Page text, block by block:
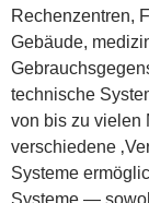
Rechenzentren,
Gebäude,
technische
von bis zu vielen
verschiedene
Systeme
Systeme —